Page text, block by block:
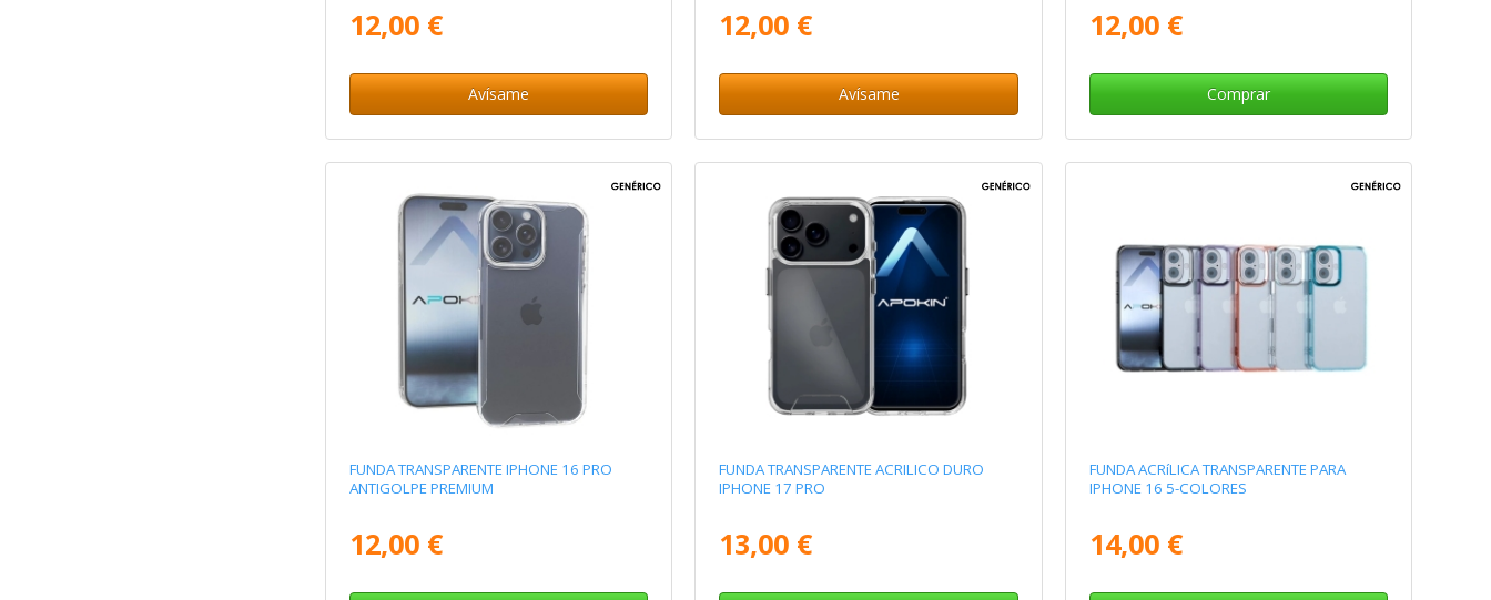
12,00 €
Avísame
12,00 €
Avísame
12,00 €
Comprar
FUNDA TRANSPARENTE IPHONE 16 PRO
ANTIGOLPE PREMIUM
12,00 €
FUNDA TRANSPARENTE ACRILICO DURO
IPHONE 17 PRO
13,00 €
FUNDA ACRíLICA TRANSPARENTE PARA
IPHONE 16 5-COLORES
14,00 €